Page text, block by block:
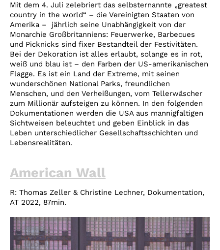
Mit dem 4. Juli zelebriert das selbsternannte „greatest
country in the world“ – die Vereinigten Staaten von
Amerika – jährlich seine Unabhängigkeit von der
Monarchie Großbritanniens: Feuerwerke, Barbecues
und Picknicks sind fixer Bestandteil der Festivitäten.
Bei der Dekoration ist alles erlaubt, solange es in rot,
weiß und blau ist – den Farben der US-amerikanischen
Flagge. Es ist ein Land der Extreme, mit seinen
wunderschönen National Parks, freundlichen
Menschen, und den Verheißungen, vom Tellerwäscher
zum Millionär aufsteigen zu können. In den folgenden
Dokumentationen werden die USA aus mannigfaltigen
Sichtweisen beleuchtet und geben Einblick in das
Leben unterschiedlicher Gesellschaftsschichten und
Lebensrealitäten.
American Wall
R: Thomas Zeller & Christine Lechner, Dokumentation,
AT 2022, 87min.